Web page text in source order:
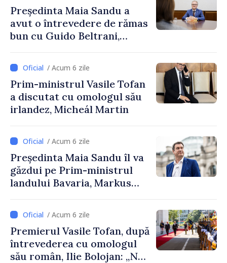
Președinta Maia Sandu a
avut o întrevedere de rămas
bun cu Guido Beltrani,
Cooperare al Elveției în
Republica Moldova
/ Acum 6 zile
Prim-ministrul Vasile Tofan
a discutat cu omologul său
irlandez, Micheál Martin
/ Acum 6 zile
Președinta Maia Sandu îl va
găzdui pe Prim-ministrul
landului Bavaria, Markus
/ Acum 6 zile
Premierul Vasile Tofan, după
întrevederea cu omologul
său român, Ilie Bolojan: „Ne